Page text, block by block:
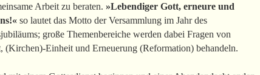
Arbeit zu beraten. »Lebendiger Gott, erneure und
so lautet das Motto der Versammlung im Jahr des
große Themenbereiche werden dabei Fragen von
(Kirchen)-Einheit und Erneuerung (Reformation) behandeln.